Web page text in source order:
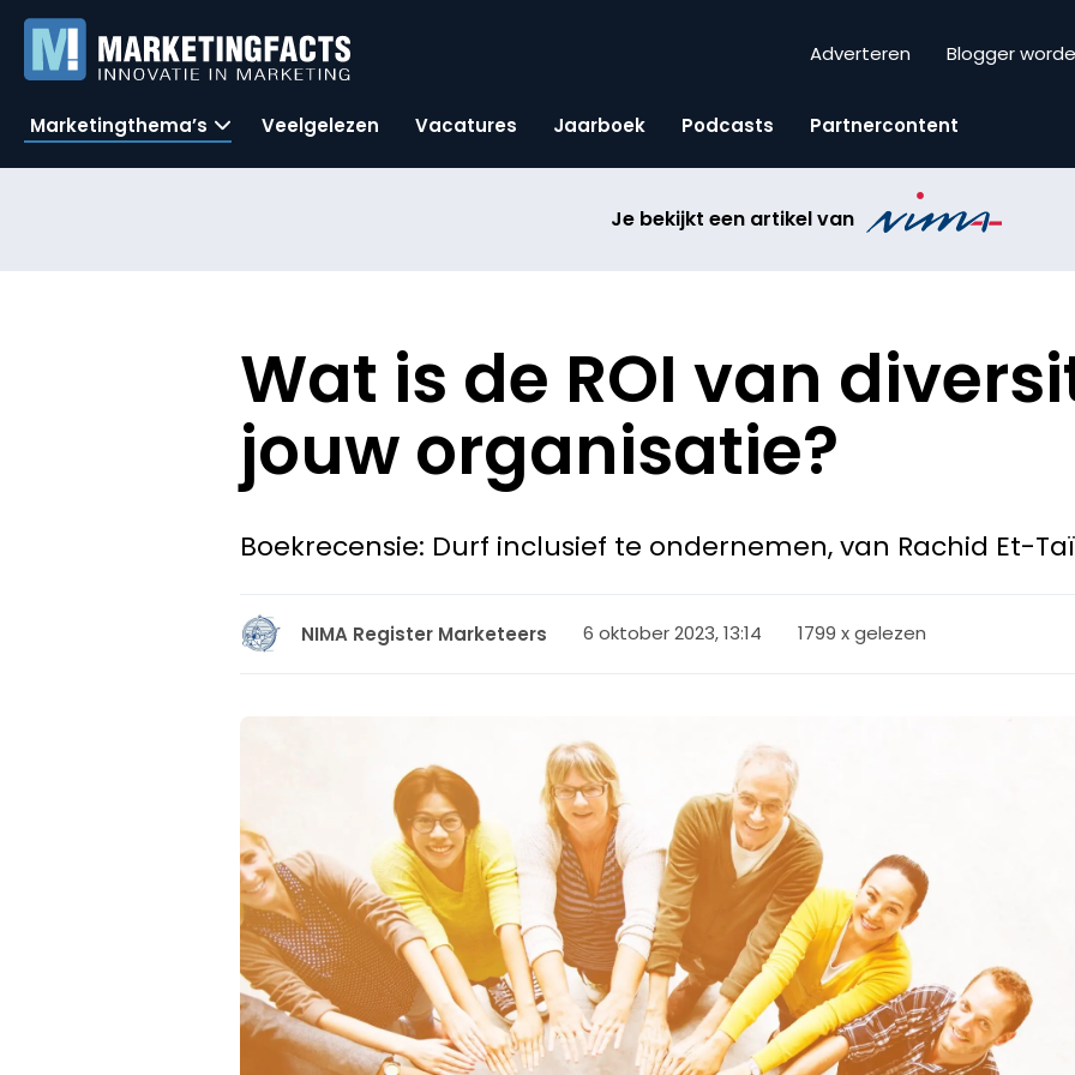
Adverteren Blogger
Marketingthema’s Veelgelezen Vacatures Jaarboek Podcasts Partnercontent
Je bekijkt een artikel van
Wat is de ROI van
jouw organisatie?
Boekrecensie: Durf inclusief te ondernemen, van Rachid Et-
NIMA Register Marketeers 6 oktober 2023, 13:14 1799 x gelezen